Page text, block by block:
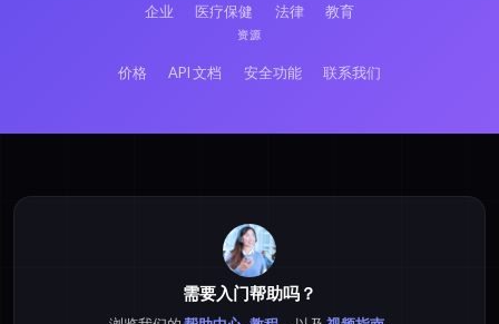
企业 医疗保健 法律 教育
资源
价格 API 文档 安全功能 联系我们
需要入门帮助吗？